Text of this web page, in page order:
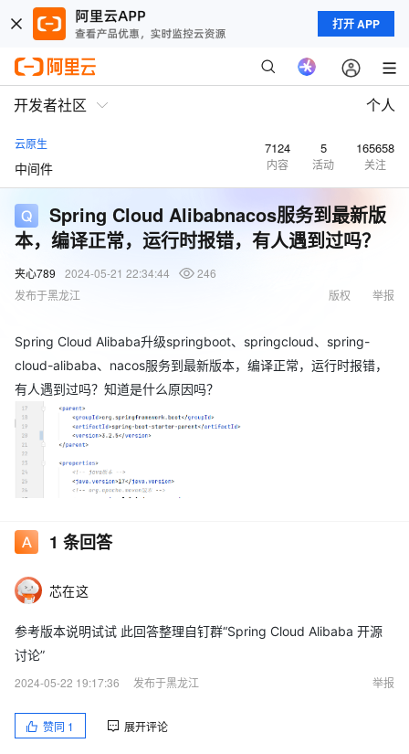
打开 APP
开发者社区 个人
云原生
中间件
7124
内容
5
活动
165658
关注
Spring Cloud Alibabnacos服务到最新版
本，编译正常，运行时报错，有人遇到过吗？
夹心789 2024-05-21 22:34:44
246
发布于黑龙江
举报
版权
Spring Cloud Alibaba升级springboot、springcloud、spring-
cloud-alibaba、nacos服务到最新版本，编译正常，运行时报错，
有人遇到过吗？知道是什么原因吗？
1 条回答
芯在这
参考版本说明试试 此回答整理自钉群“Spring Cloud Alibaba 开源
讨论”
2024-05-22 19:17:36
发布于黑龙江 举报
赞同 1 展开评论